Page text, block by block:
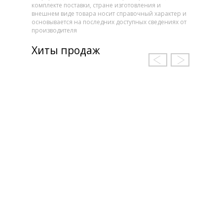
комплекте поставки, стране изготовления и
внешнем виде товара носит справочный характер и
основывается на последних доступных сведениях от
производителя
Хиты продаж